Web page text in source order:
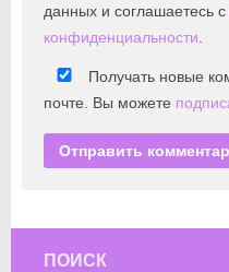
данных и соглашаетесь с
конфиденциальности
Получать новые
почте. Вы можете
ПОИСК